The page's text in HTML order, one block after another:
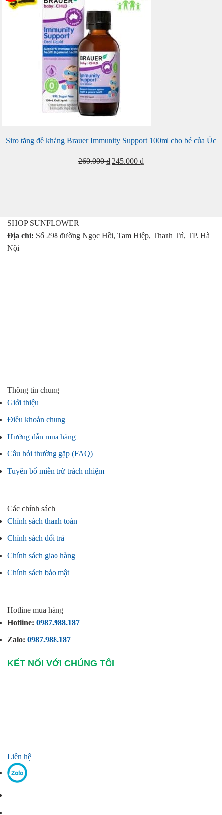
Siro tăng đề kháng Brauer Immunity Support 100ml cho bé của Úc
260.000₫ Giá
245.000 ₫Giá
SHOP SUNFLOWER
Địa chỉ: Số 298 đường Ngọc Hồi, Tam Hiệp, Thanh Trì, TP. Hà
Nội
Thông tin chung
Giới thiệu
Điều khoản chung
Hướng dẫn mua hàng
Câu hỏi thường gặp (FAQ)
Tuyên bố miễn trừ trách nhiệm
Các chính sách
Chính sách thanh toán
Chính sách đổi trả
Chính sách giao hàng
Chính sách bảo mật
Hotline mua hàng
Hotline: 0987.988.187
Zalo: 0987.988.187
KẾT NỐI VỚI CHÚNG TÔI
Liên hệ